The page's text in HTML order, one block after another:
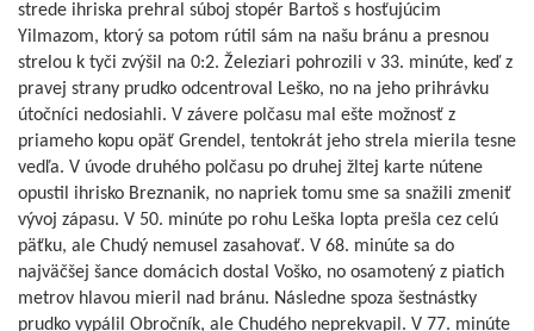
strede ihriska prehral súboj stopér Bartoš s hosťujúcim
Yilmazom, ktorý sa potom rútil sám na našu bránu a presnou
strelou k tyči zvýšil na 0:2. Železiari pohrozili v 33. minúte, keď z
pravej strany prudko odcentroval Leško, no na jeho prihrávku
útočníci nedosiahli. V závere polčasu mal ešte možnosť z
priameho kopu opäť Grendel, tentokrát jeho strela mierila tesne
vedľa. V úvode druhého polčasu po druhej žltej karte nútene
opustil ihrisko Breznanik, no napriek tomu sme sa snažili zmeniť
vývoj zápasu. V 50. minúte po rohu Leška lopta prešla cez celú
päťku, ale Chudý nemusel zasahovať. V 68. minúte sa do
najväčšej šance domácich dostal Voško, no osamotený z piatich
metrov hlavou mieril nad bránu. Následne spoza šestnástky
prudko vypálil Obročník, ale Chudého neprekvapil. V 77. minúte